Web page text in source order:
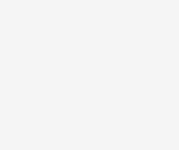
— жетони, брелоки,